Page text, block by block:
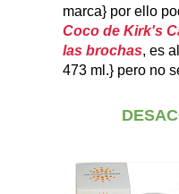
marca} por ello
Coco de Kirk's
las brochas, es
473 ml.} pero no